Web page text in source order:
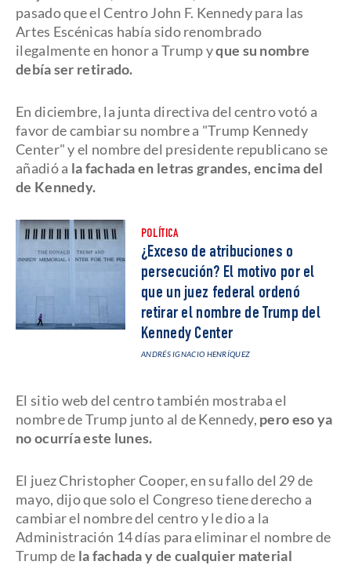
pasado que el Centro John F. Kennedy para las
Artes Escénicas había sido renombrado
ilegalmente en honor a Trump yque su nombre
debía ser retirado.
En diciembre, la junta directiva del centro votó a
favor de cambiar su nombre a "Trump Kennedy
Center" y el nombre del presidente republicano se
añadió a la fachada en letras grandes, encima del
de Kennedy.
POLÍTICA
¿Exceso de atribuciones o
persecución? El motivo por el
que un juez federal ordenó
retirar el nombre de Trump del
Kennedy Center
ANDRÉS IGNACIO HENRÍQUEZ
El sitio web del centro también mostraba el
nombre de Trump junto al de Kennedy, pero eso ya
no ocurría este lunes.
El juez Christopher Cooper, en su fallo del 29 de
mayo, dijo que solo el Congreso tiene derecho a
cambiar el nombre del centro y le dio a la
Administración 14 días para eliminar el nombre de
Trump de la fachada y de cualquier material